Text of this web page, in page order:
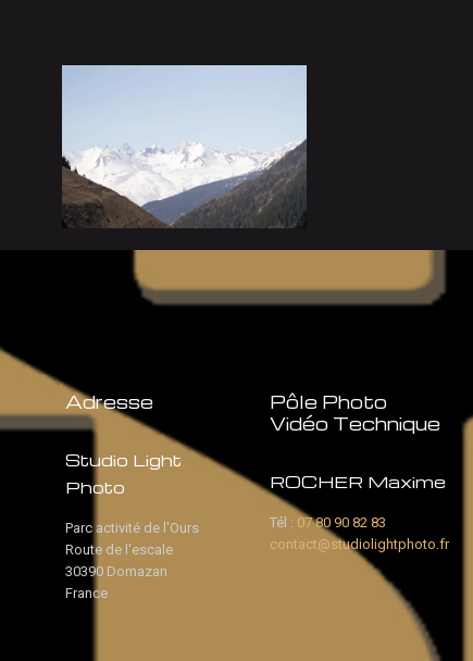
Adresse
Studio Light
Photo
Parc activité de l'Ours
Route de l'escale
30390 Domazan
France
Pôle Photo
Vidéo Technique
ROCHER Maxime
Tél : 07 80 90 82 83
contact@studiolightphoto.fr